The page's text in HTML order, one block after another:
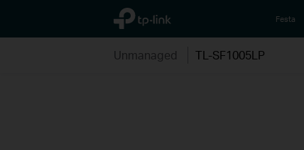
TP-Link, Reliably Smart Festa
Unmanaged TL-SF1005LP